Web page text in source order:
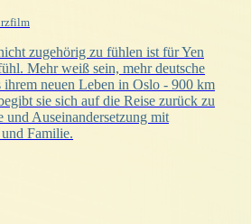
zugehörig zu fühlen ist für Yen
Mehr weiß sein, mehr deutsche
neuen Leben in Oslo - 900 km
sie sich auf die Reise zurück zu
und Auseinandersetzung mit
Familie.